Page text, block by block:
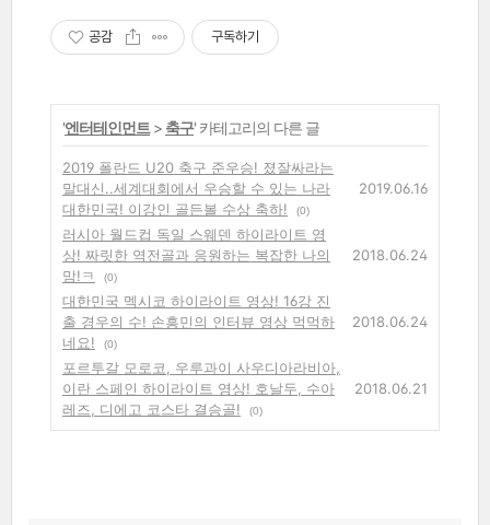
공감 구독하기
'엔터테인먼트 > 축구' 카테고리의 다른 글
2019 폴란드 U20 축구 준우승! 졌잘싸라는
말대신..세계대회에서 우승할 수 있는 나라
대한민국! 이강인 골든볼 수상 축하!
(0)
2019.06.16
러시아 월드컵 독일 스웨덴 하이라이트 영
상! 짜릿한 역전골과 응원하는 복잡한 나의
맘!ㅋ
(0)
2018.06.24
대한민국 멕시코 하이라이트 영상! 16강 진
출 경우의 수! 손흥민의 인터뷰 영상 먹먹하
네요!
(0)
2018.06.24
포르투갈 모로코, 우루과이 사우디아라비아,
이란 스페인 하이라이트 영상! 호날두, 수아
레즈, 디에고 코스타 결승골!
(0)
2018.06.21